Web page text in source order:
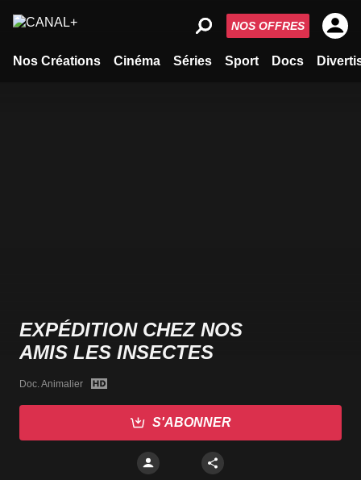
Nos Créations Cinéma Séries Sport Docs
NOS OFFRES
EXPÉDITION CHEZ NOS
AMIS LES INSECTES
Doc. Animalier
S'ABONNER